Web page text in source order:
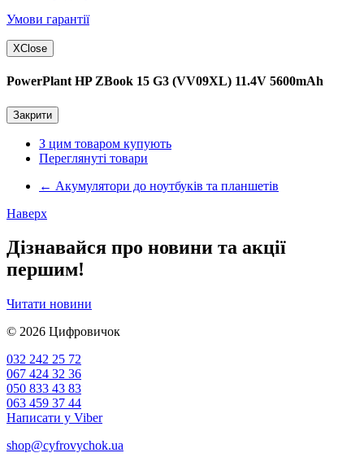
Умови гарантії
XClose
PowerPlant HP ZBook 15 G3 (VV09XL) 11.4V 5600mAh
Закрити
З цим товаром купують
Переглянуті товари
← Акумулятори до ноутбуків та планшетів
Наверх
Дізнавайся про новини та акції
першим!
Читати новини
© 2026 Цифровичок
032 242 25 72
067 424 32 36
050 833 43 83
063 459 37 44
Написати у Viber
shop@cyfrovychok.ua